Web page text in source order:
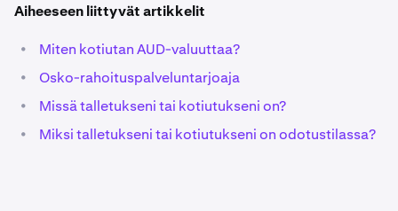
Aiheeseen liittyvät artikkelit
• Miten kotiutan AUD-valuuttaa?
• Osko-rahoituspalveluntarjoaja
• Missä talletukseni tai kotiutukseni on?
• Miksi talletukseni tai kotiutukseni on odotustilassa?